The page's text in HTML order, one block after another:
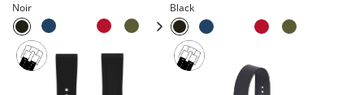
Noir Black